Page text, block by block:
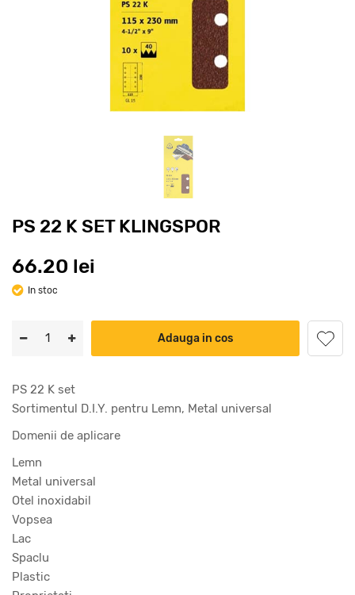
PS 22 K SET KLINGSPOR
66.20 lei
In stoc
Adauga in cos
PS 22 K set
Sortimentul D.I.Y. pentru Lemn, Metal universal
Domenii de aplicare
Lemn
Metal universal
Otel inoxidabil
Vopsea
Lac
Spaclu
Plastic